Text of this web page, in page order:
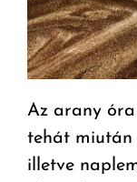
Az arany
tehát miután
illetve